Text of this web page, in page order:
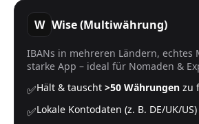
W Wise (Multiwährung)
IBANs in mehreren Ländern, echtes
starke App – ideal für Nomaden &
✅Hält & tauscht >50 Währungen zu
✅Lokale Kontodaten (z. B. DE/UK/